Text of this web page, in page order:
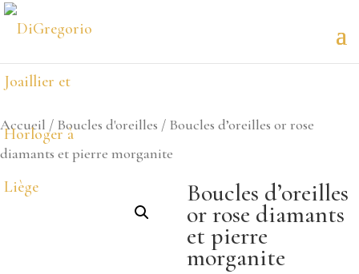
Accueil / Boucles d'oreilles / Boucles d’oreilles or rose
diamants et pierre morganite
Boucles d’oreilles
or rose diamants
et pierre
morganite